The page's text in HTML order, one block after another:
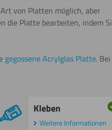
von Platten möglich, aber
die Platte bearbeiten, indem
gegossene Acrylglas Platte. Bei
Kleben
Weitere Informationen